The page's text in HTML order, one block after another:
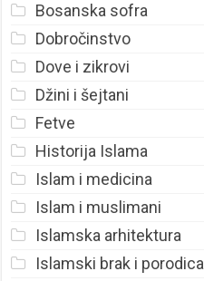
Bosanska sofra
Dobročinstvo
Dove i zikrovi
Džini i šejtani
Fetve
Historija Islama
Islam i medicina
Islam i muslimani
Islamska arhitektura
Islamski brak i porodica